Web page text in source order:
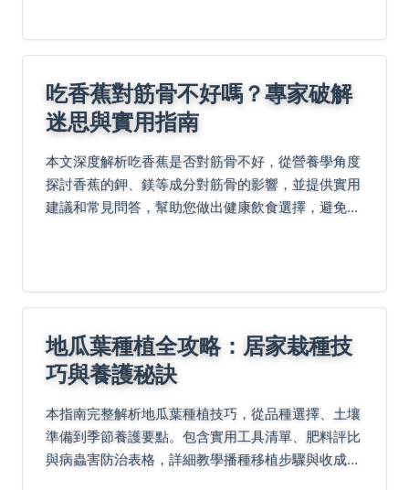
吃香蕉對筋骨不好嗎？專家破解
迷思與實用指南
本文深度解析吃香蕉是否對筋骨不好，從營養學角度
探討香蕉的鉀、鎂等成分對筋骨的影響，並提供實用
建議和常見問答，幫助您做出健康飲食選擇，避免迷
地瓜葉種植全攻略：居家栽種技
巧與養護秘訣
本指南完整解析地瓜葉種植技巧，從品種選擇、土壤
準備到季節養護要點。包含實用工具清單、肥料評比
與病蟲害防治表格，詳細教學播種移植步驟與收成時